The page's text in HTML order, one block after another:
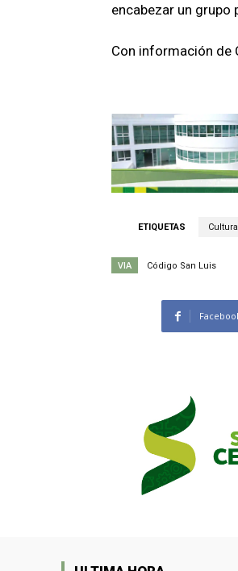
encabezar un grupo
Con información de
ETIQUETAS Cultura
VIA Código San Luis